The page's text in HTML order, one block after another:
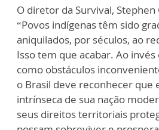
O diretor da Survival,
“Povos indígenas têm sido
aniquilados, por séculos, ao
Isso tem que acabar. Ao
como obstáculos
o Brasil deve reconhecer que
intrínseca de sua nação
seus direitos territoriais